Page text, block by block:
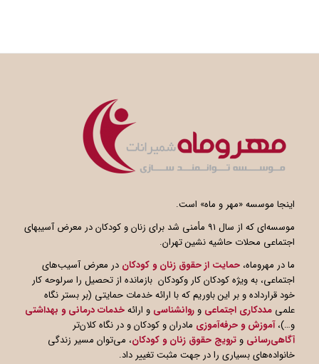
اینجا موسسه «مهر و ماه» است.
موسسه‌ای که از سال ۹۱ مأمنی شد برای زنان و کودکان در معرض آسیبهای
اجتماعی محلات حاشیه نشین تهران.
ما در مهروماه، حمایت از حقوق زنان و کودکان در معرض آسیب‌های
اجتماعی، به ویژه کودکان کار وکودکان بازمانده از تحصیل را سرلوحه کار
خود قرارداده و بر این باوریم که با ارائه خدمات حمایتی (بر بستر نگاه
علمی مددکاری اجتماعی و روانشناسی و ارائهخدمات درمانی و بهداشتی
و…)،آموزش و حرفه‌آموزی مادران و کودکان و در نگاه کلان‌تر
آگاهیرسانی و ترویج حقوق زنان و کودکان، می‌توان مسیر زندگی
خانواده‌های بسیاری را در جهت مثبت تغییر داد.